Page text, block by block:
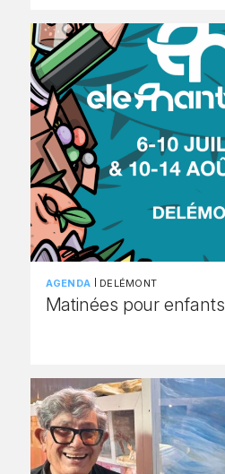
AGENDA DELÉMONT
Matinées pour enfants